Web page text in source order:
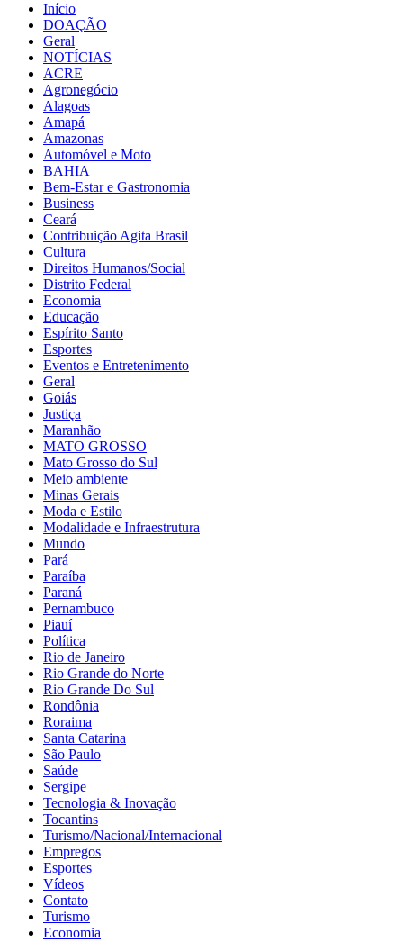
Início
DOAÇÃO
Geral
NOTÍCIAS
ACRE
Agronegócio
Alagoas
Amapá
Amazonas
Automóvel e Moto
BAHIA
Bem-Estar e Gastronomia
Business
Ceará
Contribuição Agita Brasil
Cultura
Direitos Humanos/Social
Distrito Federal
Economia
Educação
Espírito Santo
Esportes
Eventos e Entretenimento
Geral
Goiás
Justiça
Maranhão
MATO GROSSO
Mato Grosso do Sul
Meio ambiente
Minas Gerais
Moda e Estilo
Modalidade e Infraestrutura
Mundo
Pará
Paraíba
Paraná
Pernambuco
Piauí
Política
Rio de Janeiro
Rio Grande do Norte
Rio Grande Do Sul
Rondônia
Roraima
Santa Catarina
São Paulo
Saúde
Sergipe
Tecnologia & Inovação
Tocantins
Turismo/Nacional/Internacional
Empregos
Esportes
Vídeos
Contato
Turismo
Economia